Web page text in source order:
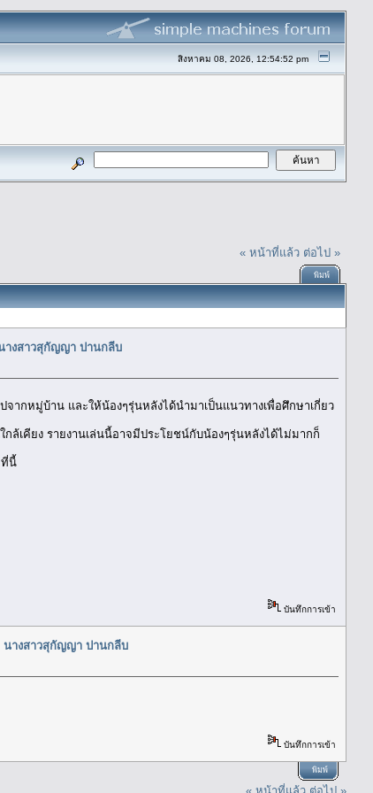
สิงหาคม 08, 2026, 12:54:52 pm
« หน้าที่แล้ว ต่อไป »
พิมพ์
างสาวสุกัญญา ปานกลีบ
ากหมู่บ้าน และให้น้องๆรุ่นหลังได้นำมาเป็นแนวทางเพื่อศึกษาเกี่ยว
เคียง รายงานเล่นนี้อาจมีประโยชน์กับน้องๆรุ่นหลังได้ไม่มากก็
ที่นี้
บันทึกการเข้า
นางสาวสุกัญญา ปานกลีบ
บันทึกการเข้า
พิมพ์